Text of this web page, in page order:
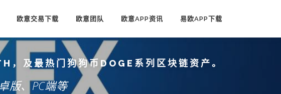
欧意交易下载 欧意团队 欧意APP资讯 易欧APP下载
，及最热门狗狗币DOGE系列区块链资产。
版、PC端等